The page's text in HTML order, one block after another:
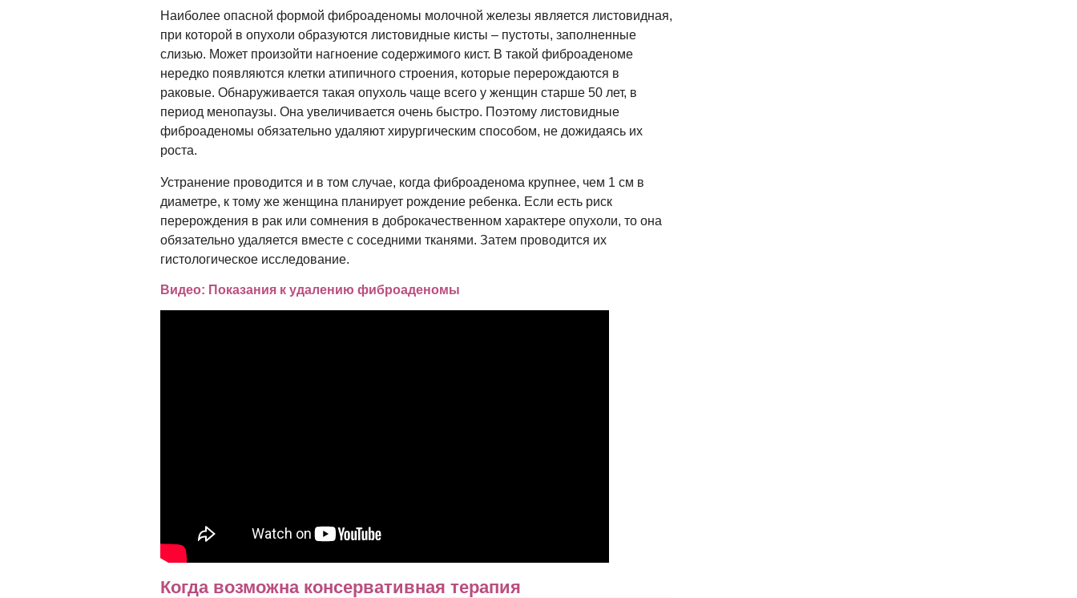
Наиболее опасной формой фиброаденомы молочной железы является листовидная,
при которой в опухоли образуются листовидные кисты – пустоты, заполненные
слизью. Может произойти нагноение содержимого кист. В такой фиброаденоме
нередко появляются клетки атипичного строения, которые перерождаются в
раковые. Обнаруживается такая опухоль чаще всего у женщин старше 50 лет, в
период менопаузы. Она увеличивается очень быстро. Поэтому листовидные
фиброаденомы обязательно удаляют хирургическим способом, не дожидаясь их
роста.
Устранение проводится и в том случае, когда фиброаденома крупнее, чем 1 см в
диаметре, к тому же женщина планирует рождение ребенка. Если есть риск
перерождения в рак или сомнения в доброкачественном характере опухоли, то она
обязательно удаляется вместе с соседними тканями. Затем проводится их
гистологическое исследование.
Видео: Показания к удалению фиброаденомы
Когда возможна консервативная терапия